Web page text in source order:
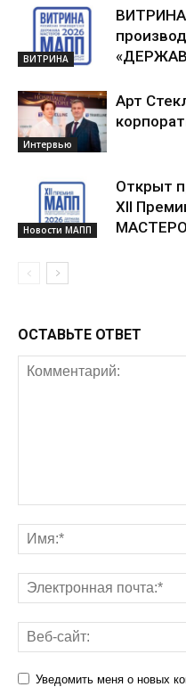
ВИТРИНА
ВИТРИНА
Интервью
Арт
Новости МАПП
Открыт
XII
ОСТАВЬТЕ ОТВЕТ
Уведомить меня о новых